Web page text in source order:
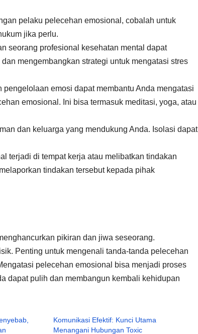
pelaku pelecehan emosional, cobalah untuk
jika perlu.
seorang profesional kesehatan mental dapat
mengembangkan strategi untuk mengatasi stres
pengelolaan emosi dapat membantu Anda mengatasi
emosional. Ini bisa termasuk meditasi, yoga, atau
dan keluarga yang mendukung Anda. Isolasi dapat
terjadi di tempat kerja atau melibatkan tindakan
tindakan tersebut kepada pihak
pikiran dan jiwa seseorang.
Penting untuk mengenali tanda-tanda pelecehan
pelecehan emosional bisa menjadi proses
dapat pulih dan membangun kembali kehidupan
Komunikasi Efektif: Kunci Utama
Menangani Hubungan Toxic